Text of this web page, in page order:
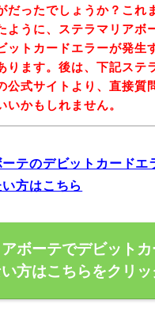
だったでしょうか？これ
ように、ステラマリアボ
ットカードエラーが発生
ります。後は、下記ステ
公式サイトより、直接質
いかもしれません。
テのデビットカードエ
方はこちら
ボーテでデビット
方はこちらをクリッ